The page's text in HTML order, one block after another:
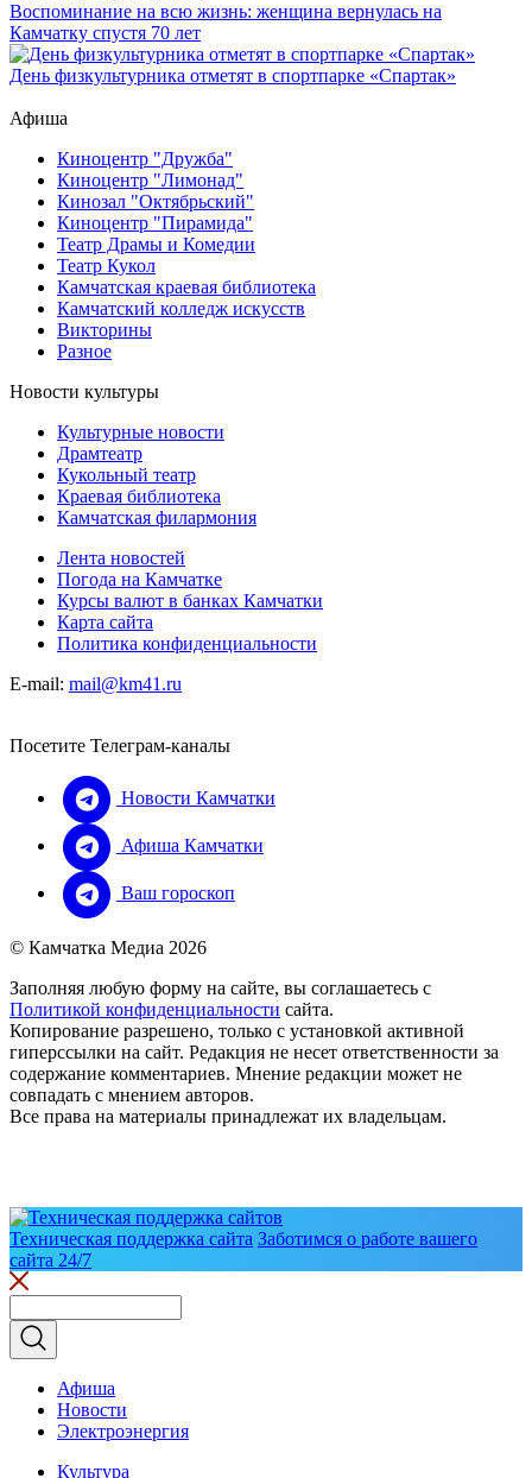
Воспоминание на всю жизнь: женщина вернулась на
Камчатку спустя 70 лет
День физкультурника отметят в спортпарке «Спартак»
Афиша
Киноцентр "Дружба"
Киноцентр "Лимонад"
Кинозал "Октябрьский"
Киноцентр "Пирамида"
Театр Драмы и Комедии
Театр Кукол
Камчатская краевая библиотека
Камчатский колледж искусств
Викторины
Разное
Новости культуры
Культурные новости
Драмтеатр
Кукольный театр
Краевая библиотека
Камчатская филармония
Лента новостей
Погода на Камчатке
Курсы валют в банках Камчатки
Карта сайта
Политика конфиденциальности
E-mail: mail@km41.ru
Посетите Телеграм-каналы
Новости Камчатки
Афиша Камчатки
Ваш гороскоп
© Камчатка Медиа 2026
Заполняя любую форму на сайте, вы соглашаетесь с
Политикой конфиденциальности сайта.
Копирование разрешено, только с установкой активной
гиперссылки на сайт. Редакция не несет ответственности за
содержание комментариев. Мнение редакции может не
совпадать с мнением авторов.
Все права на материалы принадлежат их владельцам.
Техническая поддержка сайта Заботимся о работе вашего
сайта 24/7
Афиша
Новости
Электроэнергия
Культура